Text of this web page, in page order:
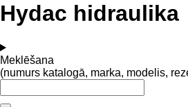
Hydac hidraulika
Meklēšana
(numurs katalogā, marka, modelis,